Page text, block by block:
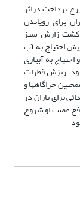
پرداخت دراثر
برای رویاندن
کشت زارش سبز
احتیاج به آب
به آبیاری
ریزش قطرات
چراگاهها و
برای باران در
غضب او شروع